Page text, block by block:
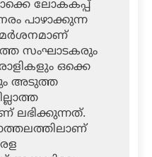
ലോകകപ്പ്
പാഴാക്കുന്ന
സംഘാടകരും
ഒക്കെ
അടുത്ത
ലഭിക്കുന്നത്.